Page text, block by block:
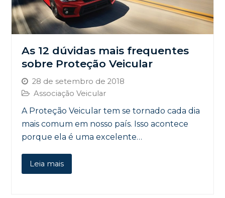
As 12 dúvidas mais frequentes
sobre Proteção Veicular
28 de setembro de 2018
Associação Veicular
A Proteção Veicular tem se tornado cada dia
mais comum em nosso país. Isso acontece
porque ela é uma excelente…
Leia mais